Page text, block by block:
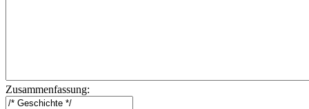
Zusammenfassung: